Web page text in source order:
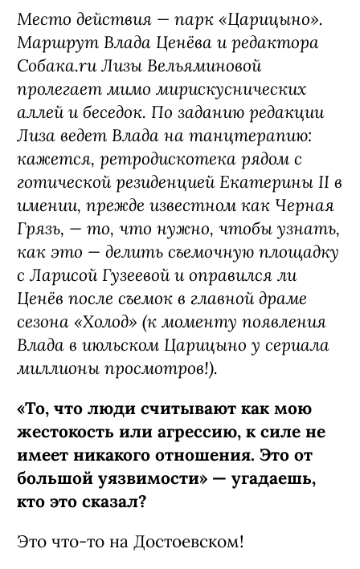
Место действия — парк «Царицыно».
Маршрут Влада Ценёва и редактора
Собака.ru Лизы Вельяминовой
пролегает мимо мирискуснических
аллей и беседок. По заданию редакции
Лиза ведет Влада на танцтерапию:
кажется, ретродискотека рядом с
готической резиденцией Екатерины II в
имении, прежде известном как Черная
Грязь, — то, что нужно, чтобы узнать,
как это — делить съемочную площадку
с Ларисой Гузеевой и оправился ли
Ценёв после съемок в главной драме
сезона «Холод» (к моменту появления
Влада в июльском Царицыно у сериала
миллионы просмотров!).
«То, что люди считывают как мою
жестокость или агрессию, к силе не
имеет никакого отношения. Это от
большой уязвимости» — угадаешь,
кто это сказал?
Это что-то на Достоевском!